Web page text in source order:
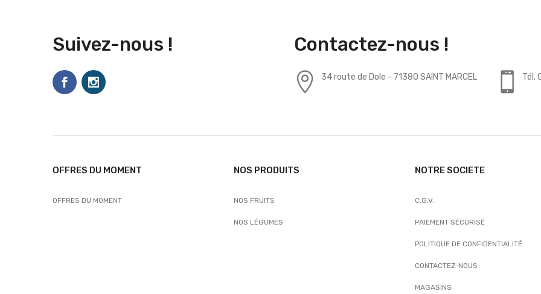
Suivez-nous ! Contactez-nous !
34 route de Dole - 71380 SAINT MARCEL Tél.
OFFRES DU MOMENT
OFFRES DU MOMENT
NOS PRODUITS
NOS FRUITS
NOS LÉGUMES
NOTRE SOCIETE
C.G.V.
PAIEMENT SÉCURISÉ
POLITIQUE DE CONFIDENTIALITÉ
CONTACTEZ-NOUS
MAGASINS